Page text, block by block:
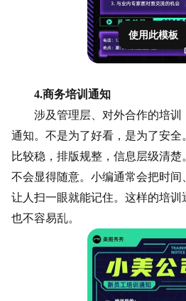
使用此模板
4.商务培训通知
涉及管理层、对外合作的培训
通知。不是为了好看，是为了安
比较稳，排版规整，信息层级清楚
不会显得随意。小编通常会把时间
让人扫一眼就能记住。这样的培训
也不容易乱。